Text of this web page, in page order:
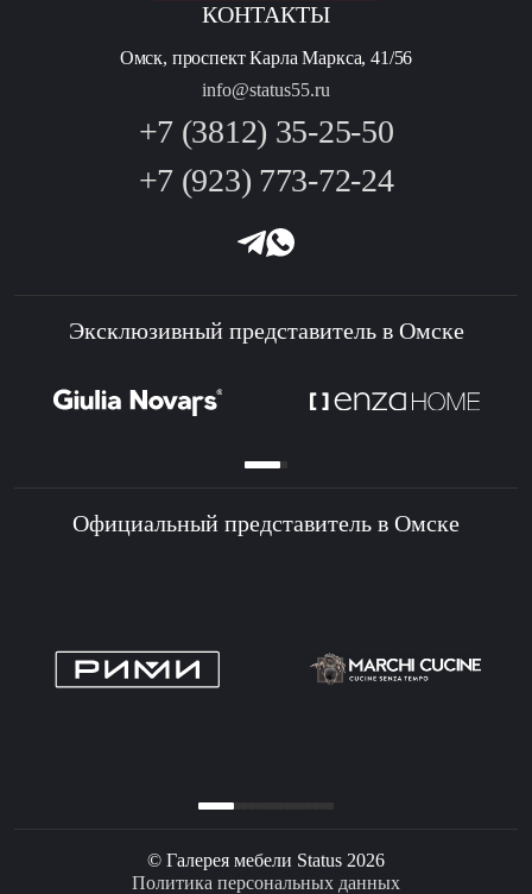
КОНТАКТЫ
Омск, проспект Карла Маркса, 41/56
info@status55.ru
+7 (3812) 35-25-50
+7 (923) 773-72-24
Эксклюзивный представитель в Омске
Официальный представитель в Омске
© Галерея мебели Status 2026
Политика персональных данных